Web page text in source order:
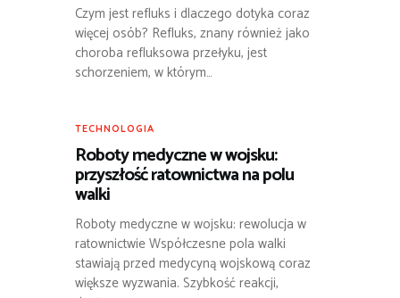
Czym jest refluks i dlaczego dotyka coraz
więcej osób? Refluks, znany również jako
choroba refluksowa przełyku, jest
schorzeniem, w którym…
TECHNOLOGIA
Roboty medyczne w wojsku:
przyszłość ratownictwa na polu
walki
Roboty medyczne w wojsku: rewolucja w
ratownictwie Współczesne pola walki
stawiają przed medycyną wojskową coraz
większe wyzwania. Szybkość reakcji,